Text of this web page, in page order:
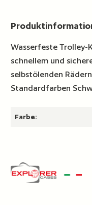
Wasserfeste
schnellem und
selbstölenden
Standardfarben
Farbe: